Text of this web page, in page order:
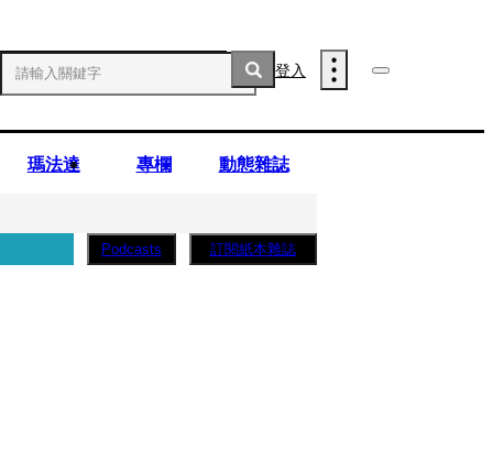
登入
瑪法達 專欄 動態雜誌
糕」
Podcasts 訂閱紙本雜誌